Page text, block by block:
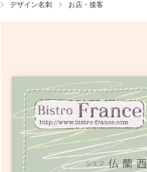
デザイン名刺
お店・接客